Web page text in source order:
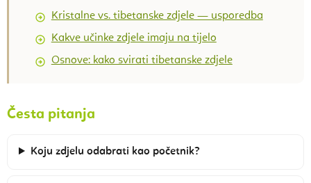
Kristalne vs. tibetanske zdjele — usporedba
Kakve učinke zdjele imaju na tijelo
Osnove: kako svirati tibetanske zdjele
Česta pitanja
Koju zdjelu odabrati kao početnik?